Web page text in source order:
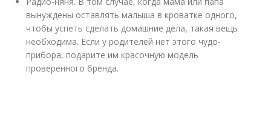
вынуждены оставлять малыша в кроватке одного,
чтобы успеть сделать домашние дела, такая вещь
необходима. Если у родителей нет этого чудо-
прибора, подарите им красочную модель
проверенного бренда.